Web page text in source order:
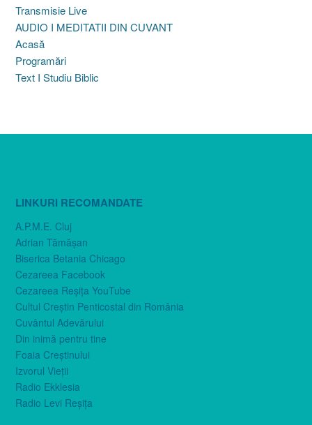
Transmisie Live
AUDIO I MEDITATII DIN CUVANT
Acasă
Programări
Text I Studiu Biblic
LINKURI RECOMANDATE
A.P.M.E. Cluj
Adrian Tămăşan
Biserica Betania Chicago
Cezareea Facebook
Cezareea Reşiţa YouTube
Cultul Creştin Penticostal din România
Cuvântul Adevărului
Din inimă pentru tine
Foaia Creştinului
Izvorul Vieţii
Radio Ekklesia
Radio Levi Reşiţa